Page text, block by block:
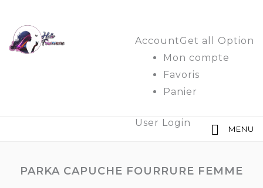
AccountGet all Option
Mon compte
Favoris
Panier
User Login
MENU
PARKA CAPUCHE FOURRURE FEMME